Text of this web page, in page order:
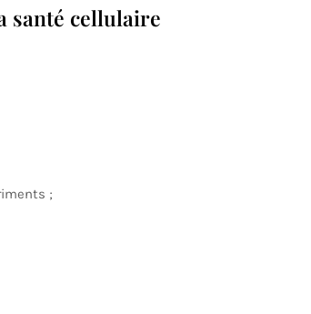
santé cellulaire
;